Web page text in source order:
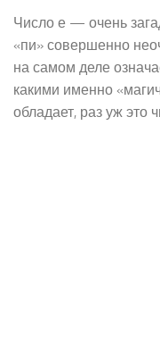
Число е — очень
«пи» совершенно
на самом деле
какими именно
обладает, раз уж это